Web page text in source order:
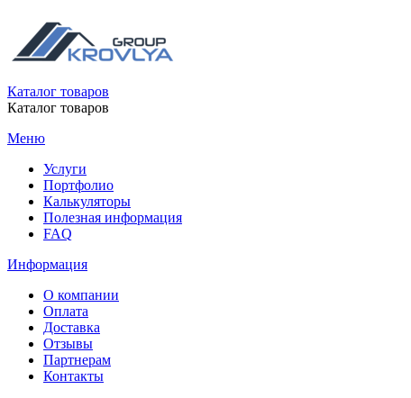
Каталог товаров
Каталог товаров
Меню
Услуги
Портфолио
Калькуляторы
Полезная информация
FAQ
Информация
О компании
Оплата
Доставка
Отзывы
Партнерам
Контакты